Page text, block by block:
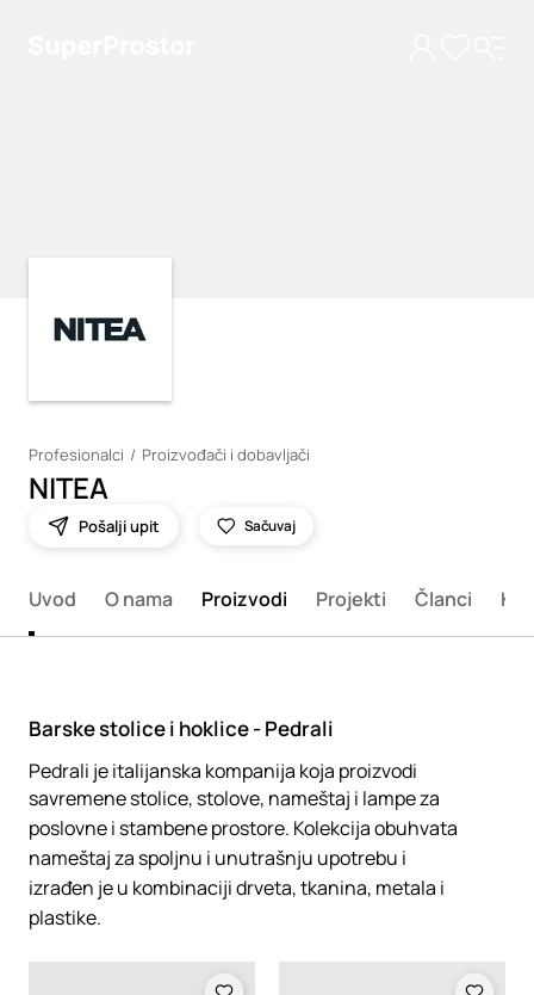
Profesionalci Proizvođači i dobavljači
NITEA
Pošalji upit Sačuvaj
Uvod O nama Proizvodi Projekti Članci
Barske stolice i hoklice - Pedrali
Pedrali je italijanska kompanija koja proizvodi
savremene stolice, stolove, nameštaj i lampe za
poslovne i stambene prostore. Kolekcija obuhvata
nameštaj za spoljnu i unutrašnju upotrebu i
izrađen je u kombinaciji drveta, tkanina, metala i
plastike.